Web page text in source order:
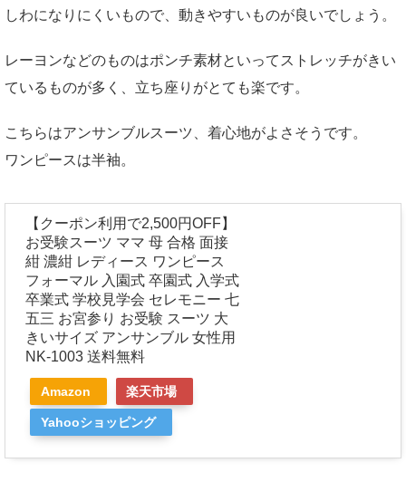
しわになりにくいもので、動きやすいものが良いでしょう。
レーヨンなどのものはポンチ素材といってストレッチがきい
ているものが多く、立ち座りがとても楽です。
こちらはアンサンブルスーツ、着心地がよさそうです。
ワンピースは半袖。
【クーポン利用で2,500円OFF】
お受験スーツ ママ 母 合格 面接
紺 濃紺 レディース ワンピース
フォーマル 入園式 卒園式 入学式
卒業式 学校見学会 セレモニー 七
五三 お宮参り お受験 スーツ 大
きいサイズ アンサンブル 女性用
NK-1003 送料無料
Amazon 楽天市場
Yahooショッピング